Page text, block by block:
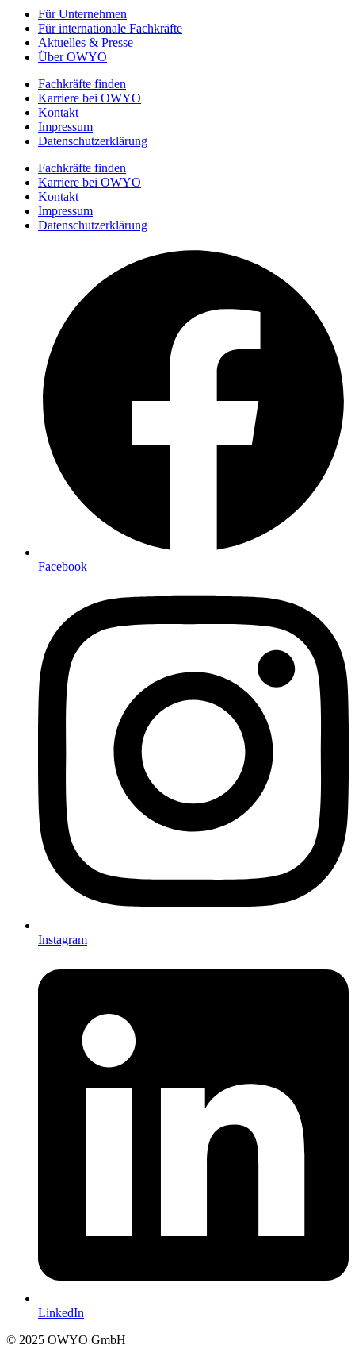
Für Unternehmen
Für internationale Fachkräfte
Aktuelles & Presse
Über OWYO
Fachkräfte finden
Karriere bei OWYO
Kontakt
Impressum
Datenschutzerklärung
Fachkräfte finden
Karriere bei OWYO
Kontakt
Impressum
Datenschutzerklärung
Facebook
Instagram
LinkedIn
© 2025 OWYO GmbH